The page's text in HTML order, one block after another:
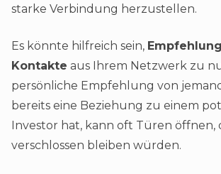
starke Verbindung herzustellen.
Es könnte hilfreich sein,
Kontakte aus Ihrem Netzwerk zu
persönliche Empfehlung von
bereits eine Beziehung zu einem
Investor hat, kann oft Türen öffnen,
verschlossen bleiben würden.